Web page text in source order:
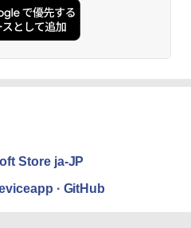
フトカード - 1000 Robux 【限
ャルアイテムを含む】 【オンラ
Office Home & Business 202
10/mac対応|PC2台
ト表現辞典: 思い通りの絵を引き
ンプトの言葉 AI画像生成シリー
イラストLabo)
アル AI副業にもコンテンツ作成
ーディング入門シリーズ
Kindle - 目に優しい、かさばら
きな画面で読みやすい、6週間持
7インチディスプレイ、明
テリー、広告なし、メタリック
Store ja-JP
· GitHub